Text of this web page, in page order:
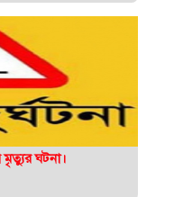
মৃত্যুর ঘটনা।